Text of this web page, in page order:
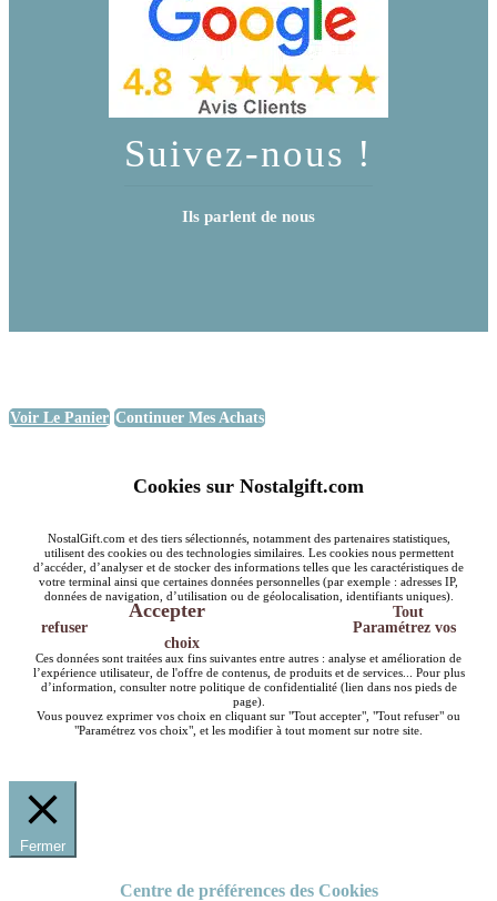
Suivez-nous !
Ils parlent de nous
Voir Le Panier Continuer Mes Achats
Cookies sur Nostalgift.com
NostalGift.com et des tiers sélectionnés, notamment des partenaires statistiques,
utilisent des cookies ou des technologies similaires. Les cookies nous permettent
d’accéder, d’analyser et de stocker des informations telles que les caractéristiques de
votre terminal ainsi que certaines données personnelles (par exemple : adresses IP,
données de navigation, d’utilisation ou de géolocalisation, identifiants uniques).
Accepter
Tout
refuser
Paramétrez vos
choix
Ces données sont traitées aux fins suivantes entre autres : analyse et amélioration de
l’expérience utilisateur, de l'offre de contenus, de produits et de services... Pour plus
d’information, consulter notre politique de confidentialité (lien dans nos pieds de
page).
Vous pouvez exprimer vos choix en cliquant sur "Tout accepter", "Tout refuser" ou
"Paramétrez vos choix", et les modifier à tout moment sur notre site.
Fermer
Centre de préférences des Cookies